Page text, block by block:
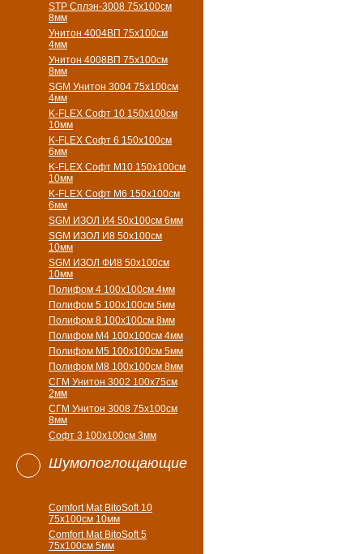
STP Сплэн-3008 75х100см
8мм
Унитон 4004ВП 75х100см
4мм
Унитон 4008ВП 75х100см
8мм
SGM Унитон 3004 75х100см
4мм
K-FLEX Софт 10 150х100см
10мм
K-FLEX Софт 6 150х100см
6мм
K-FLEX Софт М10 150х100см
10мм
K-FLEX Софт М6 150х100см
6мм
SGM ИЗОЛ И4 50х100см 6мм
SGM ИЗОЛ И8 50х100см
10мм
SGM ИЗОЛ ФИ8 50х100см
10мм
Полифом 4 100х100см 4мм
Полифом 5 100х100см 5мм
Полифом 8 100х100см 8мм
Полифом М4 100х100см 4мм
Полифом М5 100х100см 5мм
Полифом М8 100х100см 8мм
СГМ Унитон 3002 100х75см
2мм
СГМ Унитон 3008 75х100см
8мм
Софт 3 100х100см 3мм
Шумопоглощающие
Comfort Mat BitoSoft 10
75x100см 10мм
Comfort Mat BitoSoft 5
75x100см 5мм